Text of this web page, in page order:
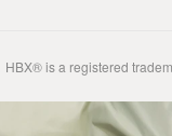
HBX® is a registered